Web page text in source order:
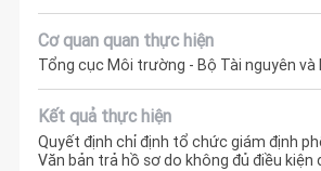
Cơ quan quan thực hiện
Tổng cục Môi trường - Bộ Tài nguyên
Kết quả thực hiện
Quyết định chỉ định tổ chức giám định
Văn bản trả hồ sơ do không đủ điều kiện